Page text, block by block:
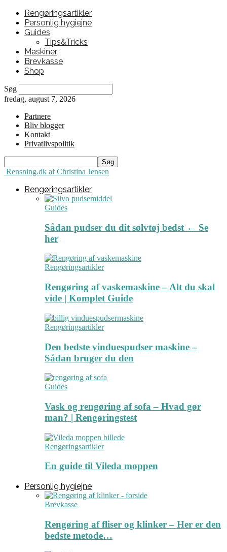
Rengøringsartikler
Personlig hygiejne
Guides
Tips&Tricks
Maskiner
Brevkasse
Shop
Søg
fredag, august 7, 2026
Partnere
Bliv blogger
Kontakt
Privatlivspolitik
Rensning.dk af Christina Jensen
Rengøringsartikler
Guides
Sådan pudser du dit sølvtøj bedst ← Se
her
Rengøringsartikler
Rengøring af vaskemaskine – Alt du skal
vide | Komplet Guide
Rengøringsartikler
Den bedste vinduespudser maskine –
Sådan bruger du den
Guides
Vask og rengøring af sofa – Hvad gør
man? | Rengøringstest
Rengøringsartikler
En guide til Vileda moppen
Personlig hygiejne
Brevkasse
Rengøring af fliser og klinker – Her er den
bedste metode…